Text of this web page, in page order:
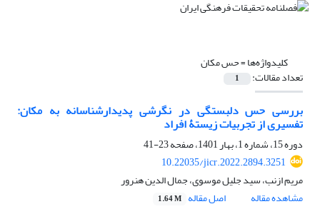
کلیدواژه‌ها =حس مکان
تعداد مقالات: 1
بررسی حس دلبستگی در نگرشی پدیدارشناسانه به مکان:
تفسیری از تجربیات زیستۀ افراد
دوره 15، شماره 1، بهار 1401، صفحه
23-41
10.22035/jicr.2022.2894.3251
مریم ازنب، سید جلیل موسوی، جمال الدین هنرور
مشاهده مقاله
اصل مقاله 1.64 M